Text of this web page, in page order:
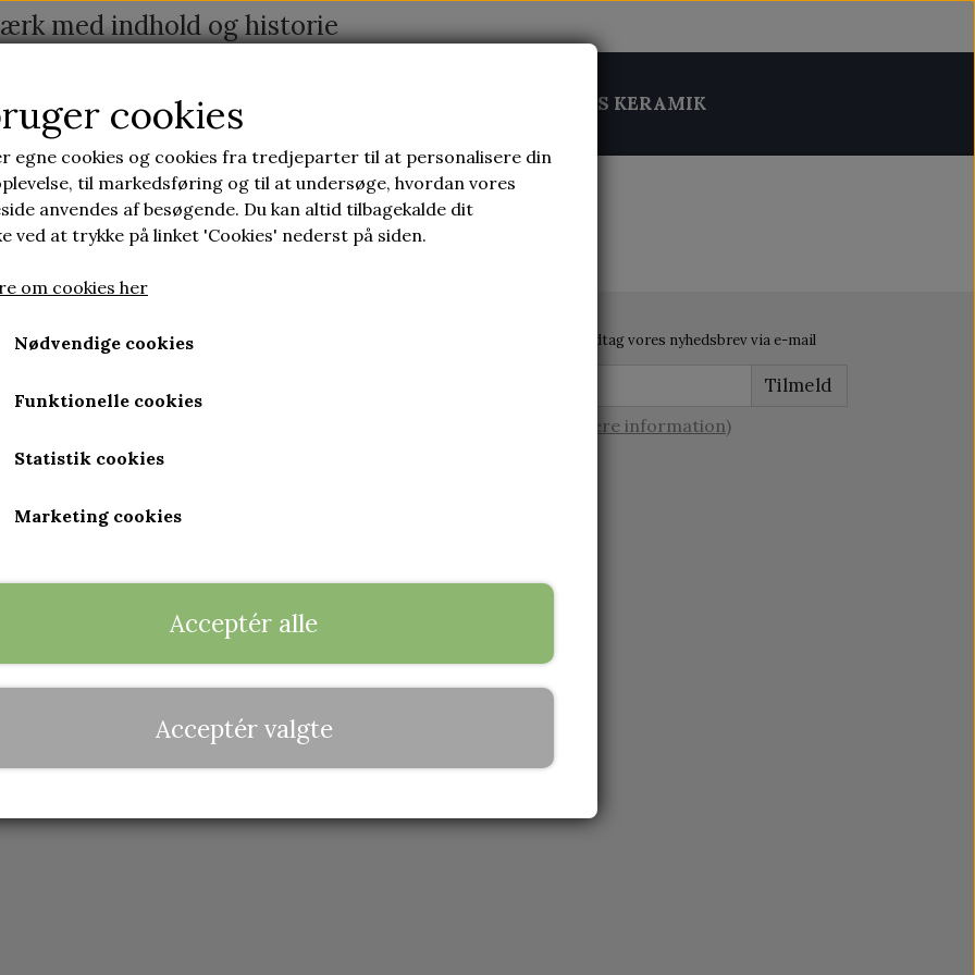
med indhold og historie
LAV SELV KERAMIK BRUGS KERAMIK
hjemmeside abonnement
Modtag vores nyhedsbrev via e-mail
Tilmeld
(mere information)
cookies
egne cookies og cookies fra tredjeparter til at personalisere din
til markedsføring og til at undersøge, hvordan vores
anvendes af besøgende. Du kan altid tilbagekalde dit
ved at trykke på linket 'Cookies' nederst på siden.
om cookies her
Nødvendige cookies
Funktionelle cookies
Statistik cookies
Marketing cookies
Acceptér alle
Acceptér valgte